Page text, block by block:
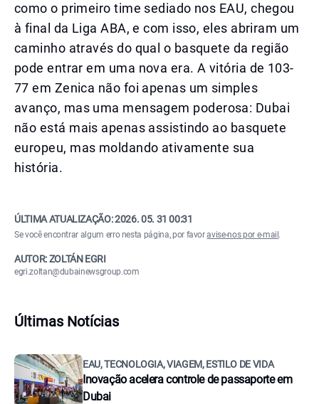
como o primeiro time sediado nos EAU, chegou
à final da Liga ABA, e com isso, eles abriram um
caminho através do qual o basquete da região
pode entrar em uma nova era. A vitória de 103-
77 em Zenica não foi apenas um simples
avanço, mas uma mensagem poderosa: Dubai
não está mais apenas assistindo ao basquete
europeu, mas moldando ativamente sua
história.
ÚLTIMA ATUALIZAÇÃO:2026. 05. 31 00:31
Se você encontrar algum erro nesta página, por favoravise-nos por e-mail .
AUTOR: ZOLTÁN EGRI
egri.zoltan@dubainewsgroup.com
Últimas Notícias
EAU, TECNOLOGIA, VIAGEM, ESTILO DE VIDA
Inovação acelera controle de passaporte em
Dubai